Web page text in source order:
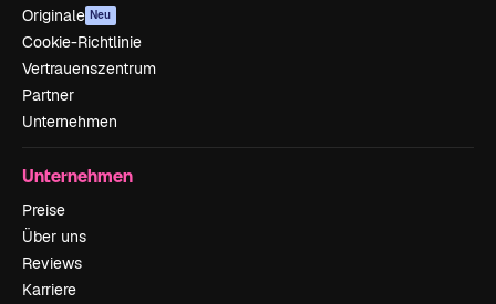
Originale Neu
Cookie-Richtlinie
Vertrauenszentrum
Partner
Unternehmen
Unternehmen
Preise
Über uns
Reviews
Karriere